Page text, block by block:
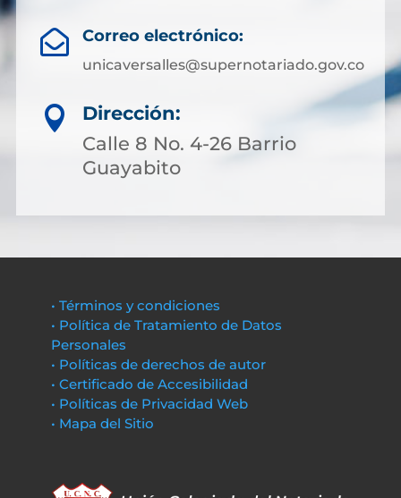
 Correo electrónico:
unicaversalles@supernotariado.gov.co

Dirección:
Calle 8 No. 4-26 Barrio
Guayabito
• Términos y condiciones
• Política de Tratamiento de Datos
Personales
• Políticas de derechos de autor
• Certificado de Accesibilidad
• Políticas de Privacidad Web
• Mapa del Sitio